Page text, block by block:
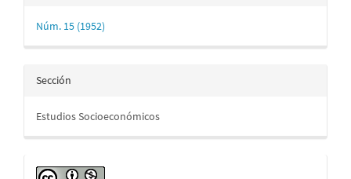
Núm. 15 (1952)
Sección
Estudios Socioeconómicos